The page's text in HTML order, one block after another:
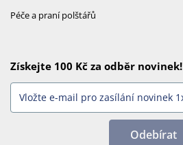
Péče a praní polštářů
Získejte 100 Kč za odběr novinek!
Odebírat